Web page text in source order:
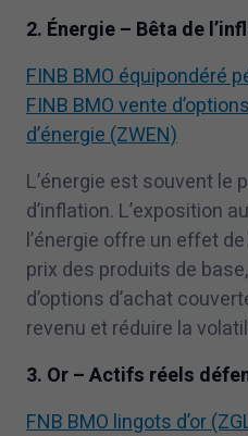
2. Énergie – Bêta de
FINB BMO équipondéré
FINB BMO vente
d’énergie (ZWEN)
L’énergie est souvent le
d’inflation. L’exposition
l’énergie offre un effet
prix des produits de
d’options d’achat
revenu et réduire la
3. Or – Actifs réels
FNB BMO lingots d’or